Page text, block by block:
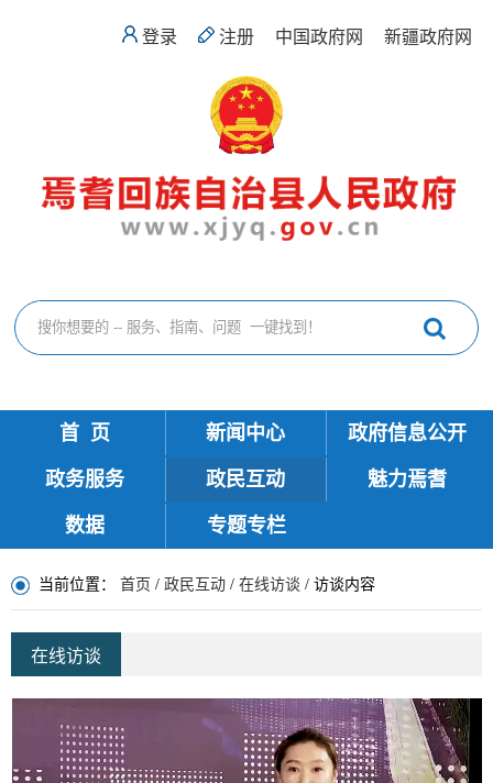
登录 注册 中国政府网 新疆政府网
首 页 新闻中心 政府信息公开
政务服务 政民互动 魅力焉耆
数据 专题专栏
当前位置： 首页 / 政民互动 / 在线访谈 / 访谈内容
在线访谈